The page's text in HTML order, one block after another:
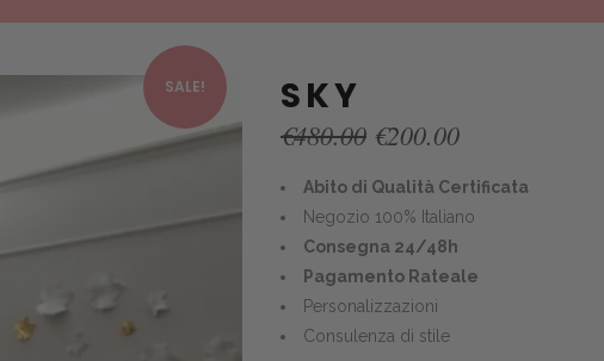
SALE! SKY
€480.00 Original
was:
€480.00.
€200.00Current
is:
€200.00.
Abito di Qualità Certificata
Negozio 100% Italiano
Consegna 24/48h
Pagamento Rateale
Personalizzazioni
Consulenza di stile